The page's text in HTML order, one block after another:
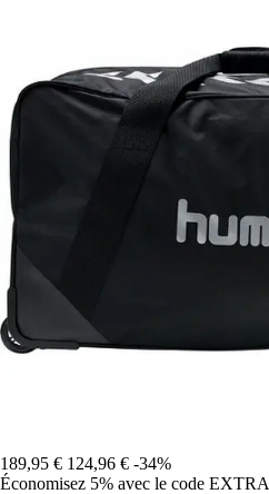
189,95 € 124,96 € -34%
Économisez 5% avec le code EXTRA